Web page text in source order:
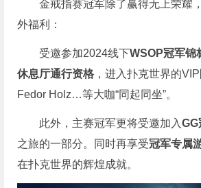
金戒指赛冠军除了赢得无上荣耀
外福利：
受邀参加2024线下WSOP冠军锦
休息厅通行资格 ，进入扑克世界的
Fedor Holz…等大咖“同起同坐”。
此外，主赛冠军更将受邀加入GG
之旅的一部分。同时再享受冠军专属
在扑克世界的辉煌成就。